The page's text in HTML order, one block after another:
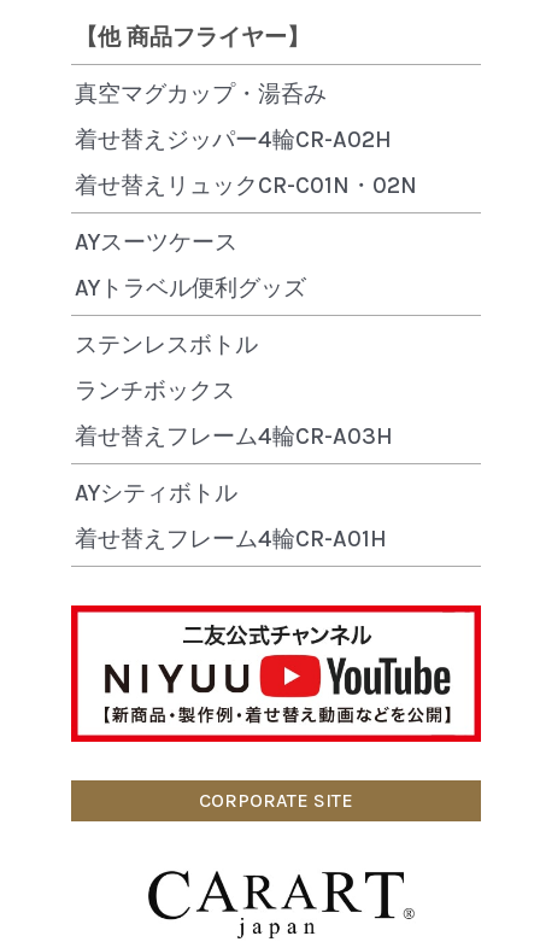
【他 商品フライヤー】
真空マグカップ・湯呑み
着せ替えジッパー4輪CR-A02H
着せ替えリュックCR-C01N・02N
AYスーツケース
AYトラベル便利グッズ
ステンレスボトル
ランチボックス
着せ替えフレーム4輪CR-A03H
AYシティボトル
着せ替えフレーム4輪CR-A01H
CORPORATE SITE